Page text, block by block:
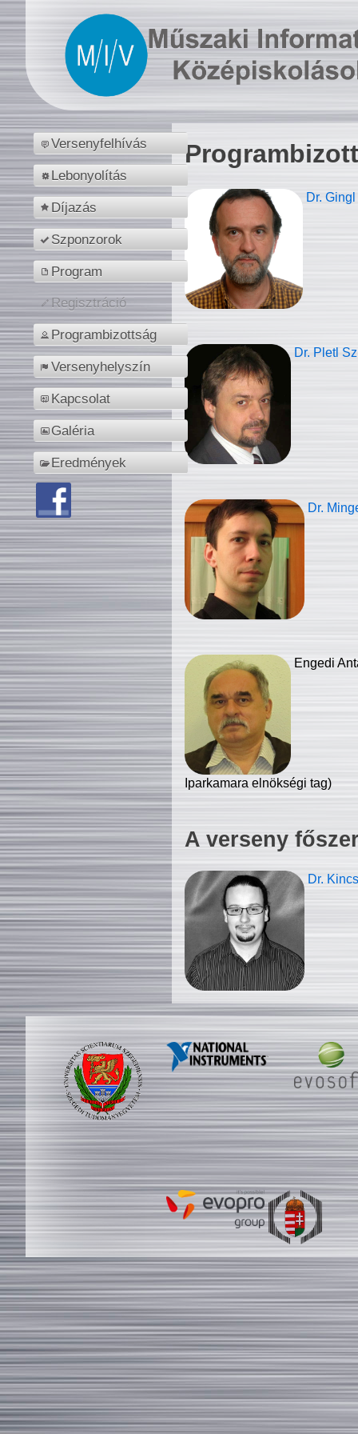
Versenyfelhívás
Lebonyolítás
Díjazás
Szponzorok
Program
Regisztráció
Programbizottság
Versenyhelyszín
Kapcsolat
Galéria
Eredmények
Dr.
Dr. Pletl
Dr.
Engedi
Iparkamara elnökségi tag)
A verseny
Dr.